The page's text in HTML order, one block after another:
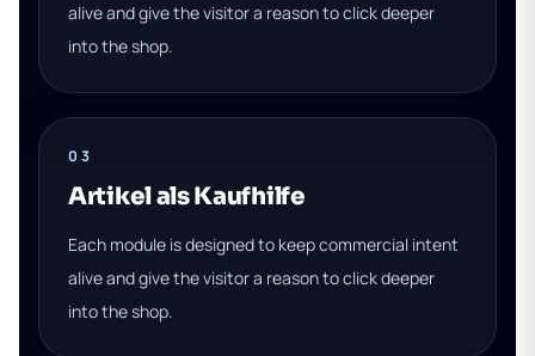
alive and give the visitor a reason to click deeper
into the shop.
03
Artikel als Kaufhilfe
Each module is designed to keep commercial intent
alive and give the visitor a reason to click deeper
into the shop.